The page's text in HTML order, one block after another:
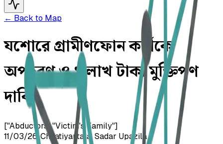
← Back to Map
যশোরে গ্রামীণফোন কর্মীকে
অপহরণ ও ১ লাখ টাকা মুক্তিপণ
দাবি
["Abductors","Victim's Family"]
11/03/26 •Chhatiyantala, Sadar Upazila